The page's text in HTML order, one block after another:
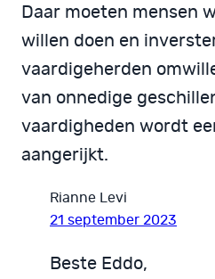
Daar moeten mensen
willen doen en
vaardigeherden
van onnedige
vaardigheden wordt
aangerijkt.
Rianne Levi
21 september 2023
Beste Eddo,